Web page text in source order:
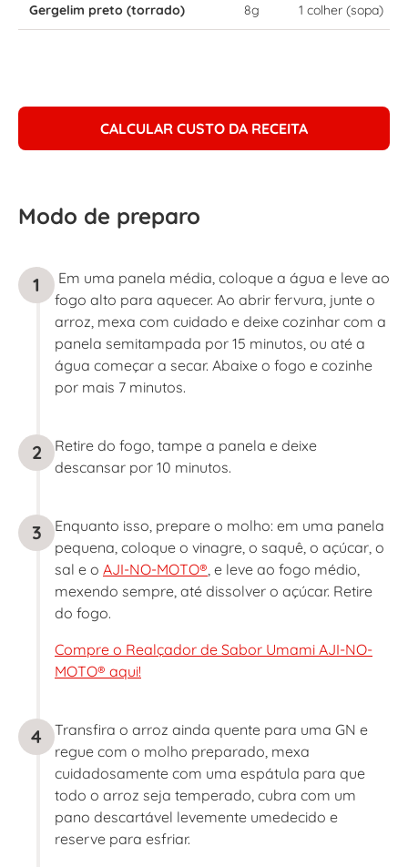
Gergelim preto (torrado) 8g 1 colher (sopa)
CALCULAR CUSTO DA RECEITA
Modo de preparo
1
Em uma panela média, coloque a água e leve ao
fogo alto para aquecer. Ao abrir fervura, junte o
arroz, mexa com cuidado e deixe cozinhar com a
panela semitampada por 15 minutos, ou até a
água começar a secar. Abaixe o fogo e cozinhe
por mais 7 minutos.
2
Retire do fogo, tampe a panela e deixe
descansar por 10 minutos.
3
Enquanto isso, prepare o molho: em uma panela
pequena, coloque o vinagre, o saquê, o açúcar, o
sal e o AJI-NO-MOTO® , e leve ao fogo médio,
mexendo sempre, até dissolver o açúcar. Retire
do fogo.
Compre o Realçador de Sabor Umami AJI-NO-
MOTO® aqui!
4
Transfira o arroz ainda quente para uma GN e
regue com o molho preparado, mexa
cuidadosamente com uma espátula para que
todo o arroz seja temperado, cubra com um
pano descartável levemente umedecido e
reserve para esfriar.